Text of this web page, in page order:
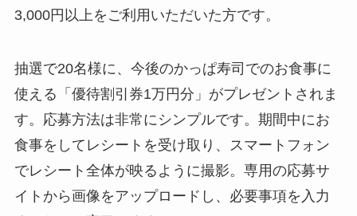
3,000円以上をご利用いただいた方です。
抽選で20名様に、今後のかっぱ寿司でのお食事に
使える「優待割引券1万円分」がプレゼントされま
す。応募方法は非常にシンプルです。期間中にお
食事をしてレシートを受け取り、スマートフォン
でレシート全体が映るように撮影。専用の応募サ
イトから画像をアップロードし、必要事項を入力